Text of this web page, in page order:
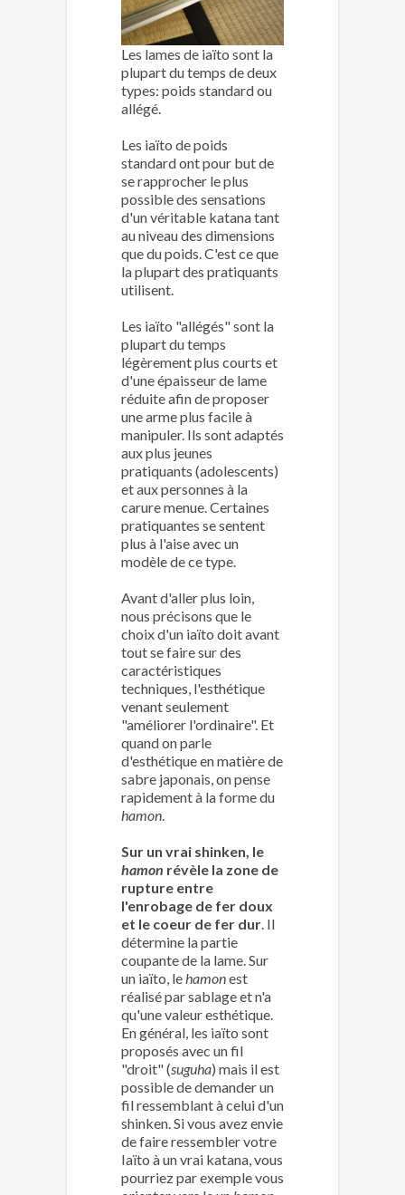
Les lames de iaïto sont la
plupart du temps de deux
types: poids standard ou
allégé.
Les iaïto de poids
standard ont pour but de
se rapprocher le plus
possible des sensations
d'un véritable katana tant
au niveau des dimensions
que du poids. C'est ce que
la plupart des pratiquants
utilisent.
Les iaïto "allégés" sont la
plupart du temps
légèrement plus courts et
d'une épaisseur de lame
réduite afin de proposer
une arme plus facile à
manipuler. Ils sont adaptés
aux plus jeunes
pratiquants (adolescents)
et aux personnes à la
carure menue. Certaines
pratiquantes se sentent
plus à l'aise avec un
modèle de ce type.
Avant d'aller plus loin,
nous précisons que le
choix d'un iaïto doit avant
tout se faire sur des
caractéristiques
techniques, l'esthétique
venant seulement
"améliorer l'ordinaire". Et
quand on parle
d'esthétique en matière de
sabre japonais, on pense
rapidement à la forme du
hamon.
Sur un vrai shinken, le
hamon révèle la zone de
rupture entre
l'enrobage de fer doux
et le coeur de fer dur. Il
détermine la partie
coupante de la lame. Sur
un iaïto, lehamonest
réalisé par sablage et n'a
qu'une valeur esthétique.
En général, les iaïto sont
proposés avec un fil
"droit" (suguha) mais il est
possible de demander un
fil ressemblant à celui d'un
shinken. Si vous avez envie
de faire ressembler votre
Iaïto à un vrai katana, vous
pourriez par exemple vous